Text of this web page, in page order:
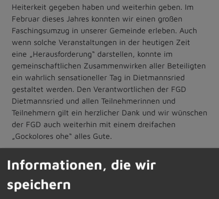
Heiterkeit gegeben haben und weiterhin geben. Im
Februar dieses Jahres konnten wir einen großen
Faschingsumzug in unserer Gemeinde erleben. Auch
wenn solche Veranstaltungen in der heutigen Zeit
eine „Herausforderung“ darstellen, konnte im
gemeinschaftlichen Zusammenwirken aller Beteiligten
ein wahrlich sensationeller Tag in Dietmannsried
gestaltet werden. Den Verantwortlichen der FGD
Dietmannsried und allen Teilnehmerinnen und
Teilnehmern gilt ein herzlicher Dank und wir wünschen
der FGD auch weiterhin mit einem dreifachen
„Gockolores ohe“ alles Gute.
Wissen was los ist – neue Gemeinde-App
Seit Mitte Juli informiert der Markt Dietmannsried mit
der neuen App „Heimat-Info“ direkt und digital über
Informationen, die wir
speichern